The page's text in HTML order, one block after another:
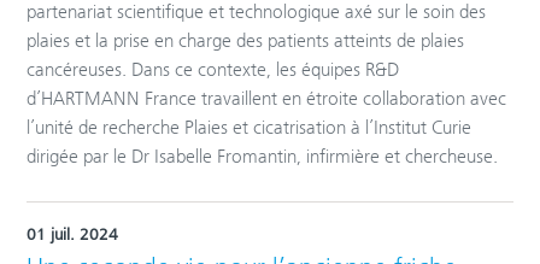
partenariat scientifique et technologique axé sur le soin des
plaies et la prise en charge des patients atteints de plaies
cancéreuses. Dans ce contexte, les équipes R&D
d’HARTMANN France travaillent en étroite collaboration avec
l’unité de recherche Plaies et cicatrisation à l’Institut Curie
dirigée par le Dr Isabelle Fromantin, infirmière et chercheuse.
01 juil. 2024